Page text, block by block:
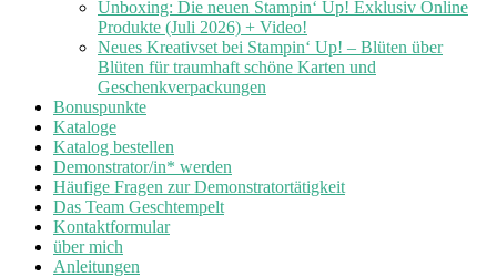
Unboxing: Die neuen Stampin‘ Up! Exklusiv Online
Produkte (Juli 2026) + Video!
Neues Kreativset bei Stampin‘ Up! – Blüten über
Blüten für traumhaft schöne Karten und
Geschenkverpackungen
Bonuspunkte
Kataloge
Katalog bestellen
Demonstrator/in* werden
Häufige Fragen zur Demonstratortätigkeit
Das Team Geschtempelt
Kontaktformular
über mich
Anleitungen